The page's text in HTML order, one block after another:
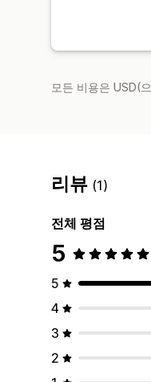
모든 비용은 USD(
리뷰 (1)
전체 평점
5
5
4
3
2